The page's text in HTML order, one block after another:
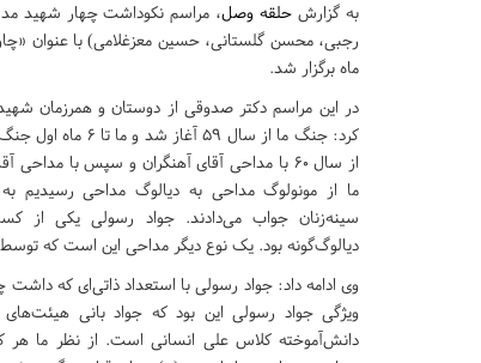
به گزارش حلقه وصل، مراسم نکوداشت چهار شهید
ماه برگزار شد.
در این مراسم دکتر صدوقی از دوستان و همرزمان
کرد: جنگ ما از سال
از سال 60 با مداحی آقای آهنگران و سپس با
ما از مونولوگ مداحی به دیالوگ مداحی رسیدیم
سینه‌زنان جواب می‌دادند. جواد رسولی یکی از
دیالوگ‌گونه بود. یک نوع دیگر مداحی این است که توسط
وی ادامه داد: جواد رسولی با استعداد ذاتی‌ای که
دانش‌آموخته کلاس علی انسانی است. از نظر ما